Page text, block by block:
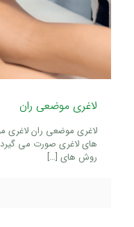
لاغری موضعی ران
لاغری موضعی ران لاغری
های لاغری صورت می گیرد
روش های […]